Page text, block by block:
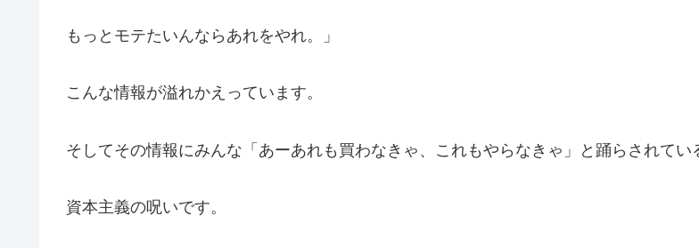
もっとモテたいんならあれをやれ。」
こんな情報が溢れかえっています。
そしてその情報にみんな「あーあれも買わなきゃ、これもやらなきゃ」と踊らされてい
資本主義の呪いです。